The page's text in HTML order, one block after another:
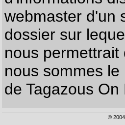
webmaster d'un
dossier sur
nous
nous sommes
de Tagazous On
©